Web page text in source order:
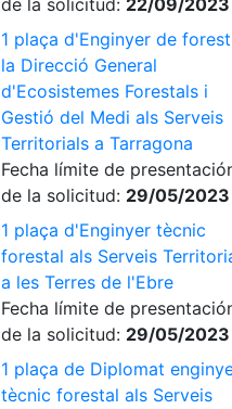
de la solicitud: 22/09/2023
1 plaça d'Enginyer de
la Direcció General
d'Ecosistemes Forestals i
Gestió del Medi als Serveis
Territorials a Tarragona
Fecha límite de
de la solicitud: 29/05/2023
1 plaça d'Enginyer tècnic
forestal als Serveis
a les Terres de l'Ebre
Fecha límite de
de la solicitud: 29/05/2023
1 plaça de Diplomat
tècnic forestal als Serveis